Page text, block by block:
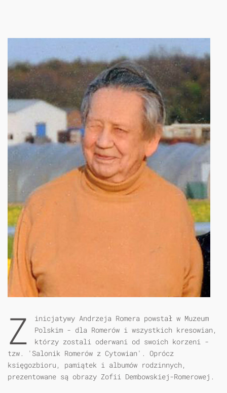
Z
inicjatywy Andrzeja Romera powstał w Muzeum
Polskim - dla Romerów i wszystkich kresowian,
którzy zostali oderwani od swoich korzeni -
tzw. 'Salonik Romerów z Cytowian'. Oprócz
księgozbioru, pamiątek i albumów rodzinnych,
prezentowane są obrazy Zofii Dembowskiej-Romerowej.